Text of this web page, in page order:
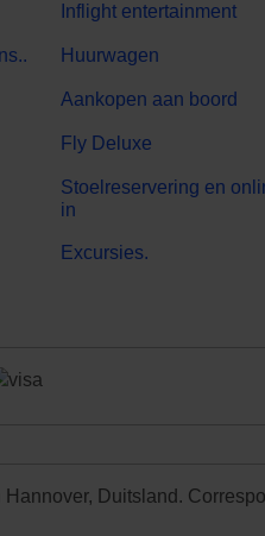
Inflight entertainment
Huurwagen
Aankopen aan boord
Fly Deluxe
Stoelreservering en
in
Excursies.
Duitsland.